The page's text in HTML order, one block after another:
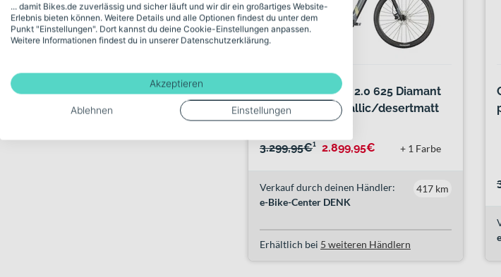
Conway Cairon S 2.0 625 Diamant
shadowgreymetallic/desertmatt
3.299,95€¹ 2.899,95€ + 1 Farbe
Verkauf durch deinen Händler:
e-Bike-Center DENK
417 km
Erhältlich bei 5 weiteren Händlern
... damit Bikes.de zuverlässig und sicher läuft und wir dir ein großartiges Website-
Erlebnis bieten können. Weitere Details und alle Optionen findest du unter dem
Punkt "Einstellungen". Dort kannst du deine Cookie-Einstellungen anpassen.
Weitere Informationen findest du in unserer Datenschutzerklärung.
Akzeptieren
Ablehnen Einstellungen